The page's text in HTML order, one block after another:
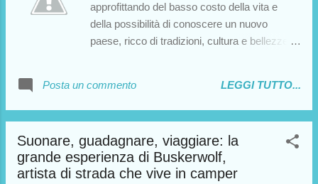
approfittando del basso costo della vita e
della possibilità di conoscere un nuovo
paese, ricco di tradizioni, cultura e bellezze
dettagli per chiunque stia pensando di imitare
la sua scelta. Sul blog trovate altri interventi
molto tempo in Marocco, a confermare il
notevole interesse che questo paese suscita
negli amanti dei viaggi su quattro ruote. A voi
Posta un commento LEGGI TUTTO...
Suonare, guadagnare, viaggiare: la
grande esperienza di Buskerwolf,
artista di strada che vive in camper